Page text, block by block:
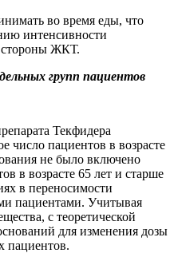
во время еды, что
интенсивности
стороны ЖКТ.
групп пациентов
Текфидера
число пациентов в возрасте
не было включено
в возрасте 65 лет и старше
в переносимости
пациентами. Учитывая
с теоретической
для изменения дозы
пациентов.